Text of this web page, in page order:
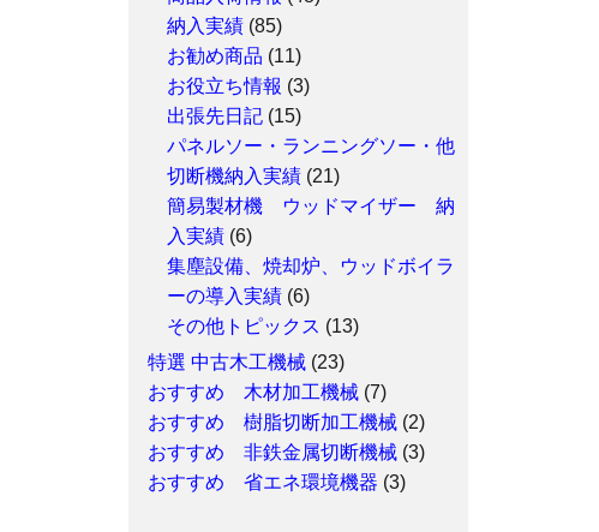
納入実績 (85)
お勧め商品 (11)
お役立ち情報 (3)
出張先日記 (15)
パネルソー・ランニングソー・他
切断機納入実績 (21)
簡易製材機 ウッドマイザー 納
入実績 (6)
集塵設備、焼却炉、ウッドボイラ
ーの導入実績 (6)
その他トピックス (13)
特選 中古木工機械 (23)
おすすめ 木材加工機械 (7)
おすすめ 樹脂切断加工機械 (2)
おすすめ 非鉄金属切断機械 (3)
おすすめ 省エネ環境機器 (3)